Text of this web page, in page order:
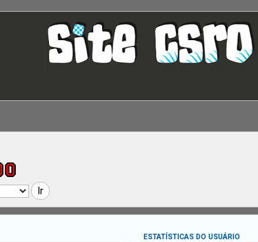
ESTATÍSTICAS DO USUÁRIO